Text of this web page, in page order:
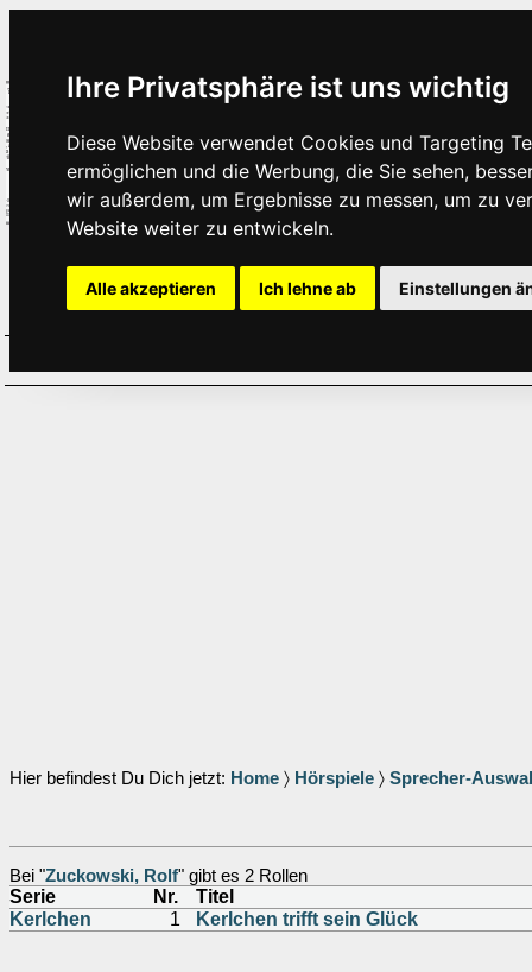
Ihre Privatsphäre ist uns wichtig
Diese Website verwendet Cookies und Targeting
ermöglichen und die Werbung, die Sie sehen,
wir außerdem, um Ergebnisse zu messen, um zu
Website weiter zu entwickeln.
Alle akzeptieren Ich lehne ab Einstellungen
Hier befindest Du Dich jetzt: Home 〉 Hörspiele 〉 Sprecher-
Bei "Zuckowski, Rolf" gibt es 2 Rollen
Serie Nr.
Titel
Kerlchen
1 Kerlchen trifft sein Glück